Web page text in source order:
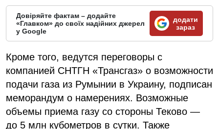
Довіряйте фактам – додайте
«Главком» до своїх надійних джерел
у Google
додати
зараз
Кроме того, ведутся переговоры с
компанией СНТГН «Трансгаз» о возможности
подачи газа из Румынии в Украину, подписан
меморандум о намерениях. Возможные
объемы приема газу со стороны Теково —
до 5 млн кубометров в сутки. Также